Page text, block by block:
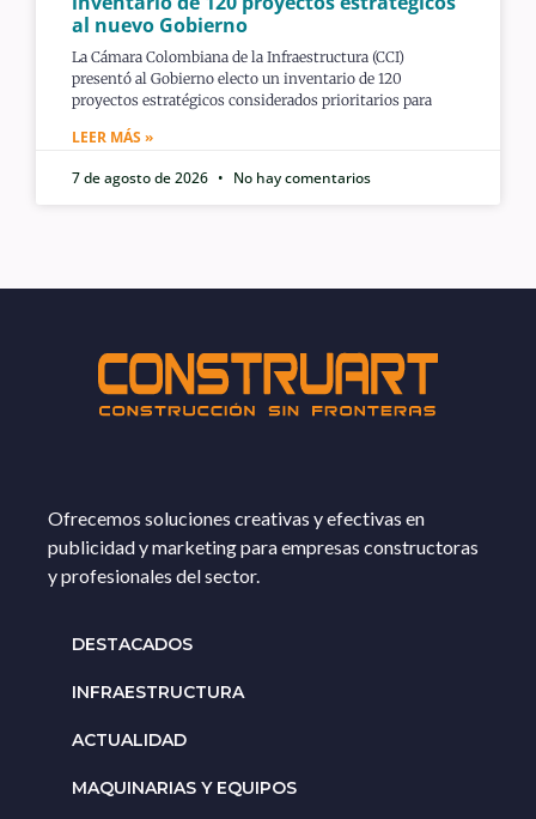
al nuevo Gobierno
La Cámara Colombiana de la Infraestructura (CCI)
presentó al Gobierno electo un inventario de 120
proyectos estratégicos considerados prioritarios para
LEER MÁS »
7 de agosto de 2026
No hay comentarios
Ofrecemos soluciones creativas y efectivas en
publicidad y marketing para empresas constructoras
y profesionales del sector.
DESTACADOS
INFRAESTRUCTURA
ACTUALIDAD
MAQUINARIAS Y EQUIPOS